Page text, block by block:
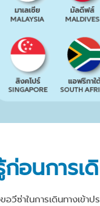
อนการเ
ขอวีซ่าในการเดินทางเข้